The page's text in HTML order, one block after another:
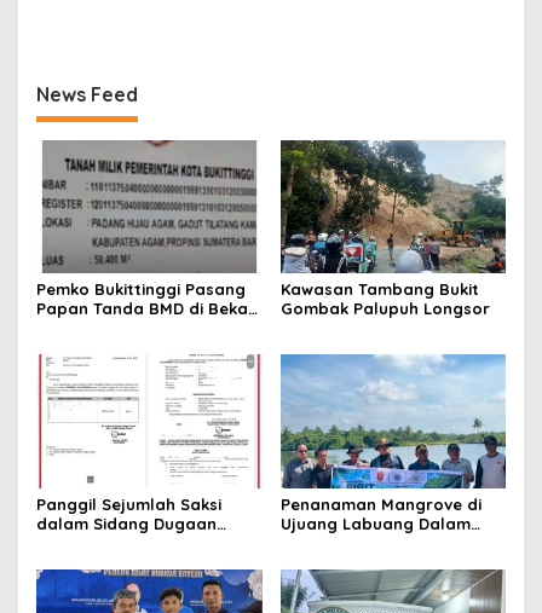
News Feed
Pemko Bukittinggi Pasang
Papan Tanda BMD di Bekas
Kawasan Tambang Bukit
Gombak Palupuh Longsor
Panggil Sejumlah Saksi
dalam Sidang Dugaan
Penanaman Mangrove di
Ujuang Labuang Dalam